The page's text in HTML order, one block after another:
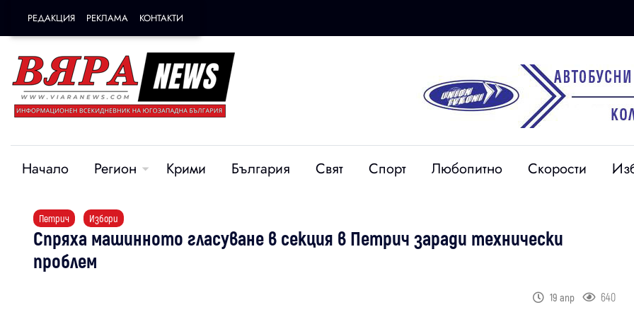
РЕДАКЦИЯ РЕКЛАМА КОНТАКТИ
Начало Регион Крими България Свят Спорт Любопитно Скорости
Петрич Избори
Спряха машинното гласуване в секция в Петрич заради технически
проблем
19 апр 640